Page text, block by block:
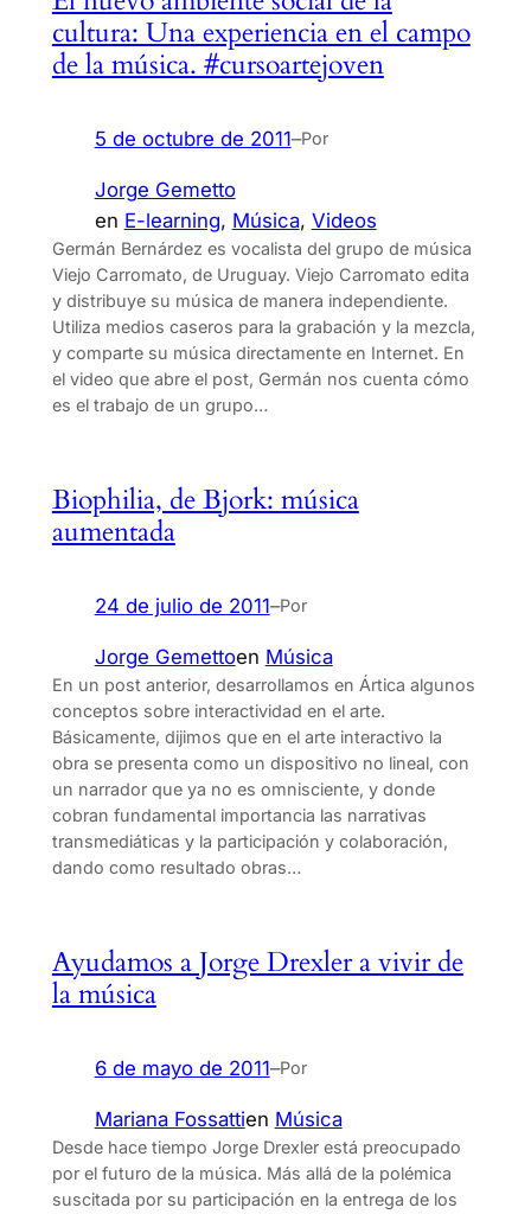
cultura: Una experiencia en el campo
de la música. #cursoartejoven
5 de octubre de 2011–Por
Jorge Gemetto
en E-learning, Música, Videos
Germán Bernárdez es vocalista del grupo de música
Viejo Carromato, de Uruguay. Viejo Carromato edita
y distribuye su música de manera independiente.
Utiliza medios caseros para la grabación y la mezcla,
y comparte su música directamente en Internet. En
el video que abre el post, Germán nos cuenta cómo
es el trabajo de un grupo…
Biophilia, de Bjork: música
aumentada
24 de julio de 2011–Por
Jorge Gemettoen Música
En un post anterior, desarrollamos en Ártica algunos
conceptos sobre interactividad en el arte.
Básicamente, dijimos que en el arte interactivo la
obra se presenta como un dispositivo no lineal, con
un narrador que ya no es omnisciente, y donde
cobran fundamental importancia las narrativas
transmediáticas y la participación y colaboración,
dando como resultado obras…
Ayudamos a Jorge Drexler a vivir de
la música
6 de mayo de 2011–Por
Mariana Fossattien Música
Desde hace tiempo Jorge Drexler está preocupado
por el futuro de la música. Más allá de la polémica
suscitada por su participación en la entrega de los